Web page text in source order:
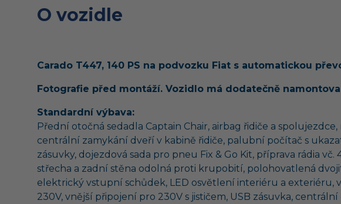
O vozidle
Carado T447, 140 PS na podvozku Fiat s automatickou
Fotografie před montáží. Vozidlo má dodatečně
Standardní výbava:
Přední otočná sedadla Captain Chair, airbag řidiče a
centrální zamykání dveří v kabině řidiče, palubní počítač s
zásuvky, dojezdová sada pro pneu Fix & Go Kit, příprava rádia
střecha a zadní stěna odolná proti krupobití, polohovatlená
elektrický vstupní schůdek, LED osvětlení interiéru a exteriéru,
230V, vnější připojení pro 230V s jističem, USB zásuvka,